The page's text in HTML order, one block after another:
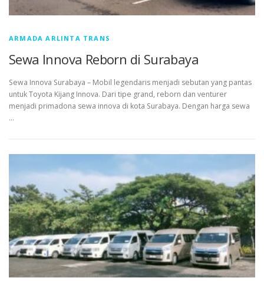
ARMADA ARLINTA TRANS
Sewa Innova Reborn di Surabaya
Sewa Innova Surabaya – Mobil legendaris menjadi sebutan yang pantas
untuk Toyota Kijang Innova. Dari tipe grand, reborn dan venturer
menjadi primadona sewa innova di kota Surabaya. Dengan harga sewa
…